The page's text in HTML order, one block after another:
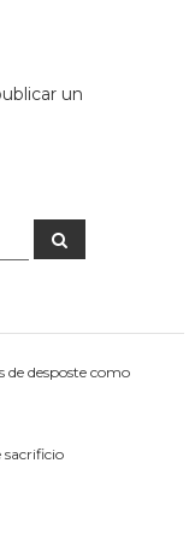
un
Search
de desposte como
sacrificio